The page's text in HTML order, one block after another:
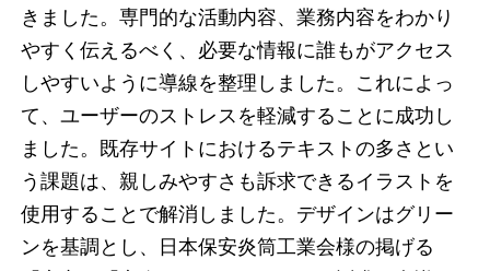
きました。専門的な活動内容、業務内容をわかり
やすく伝えるべく、必要な情報に誰もがアクセス
しやすいように導線を整理しました。これによっ
て、ユーザーのストレスを軽減することに成功し
ました。既存サイトにおけるテキストの多さとい
う課題は、親しみやすさも訴求できるイラストを
使用することで解消しました。デザインはグリー
ンを基調とし、日本保安炎筒工業会様の掲げる